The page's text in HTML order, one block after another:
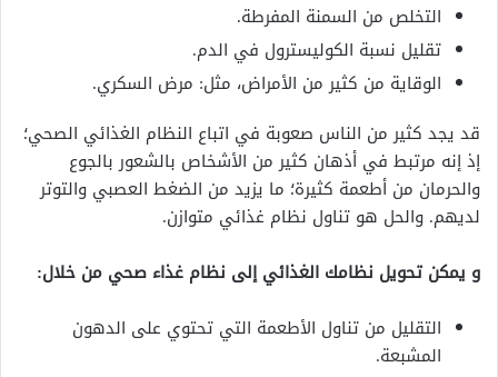
التخلص من السمنة المفرطة.
تقليل نسبة الكوليسترول في الدم.
الوقاية من كثير من الأمراض، مثل: مرض السكري.
قد يجد كثير من الناس صعوبة في اتباع النظام الغذائي الصحي؛
إذ إنه مرتبط في أذهان كثير من الأشخاص بالشعور بالجوع
والحرمان من أطعمة كثيرة؛ ما يزيد من الضغط العصبي والتوتر
لديهم. والحل هو تناول نظام غذائي متوازن.
و يمكن تحويل نظامك الغذائي إلى نظام غذاء صحي من خلال:
التقليل من تناول الأطعمة التي تحتوي على الدهون
المشبعة.